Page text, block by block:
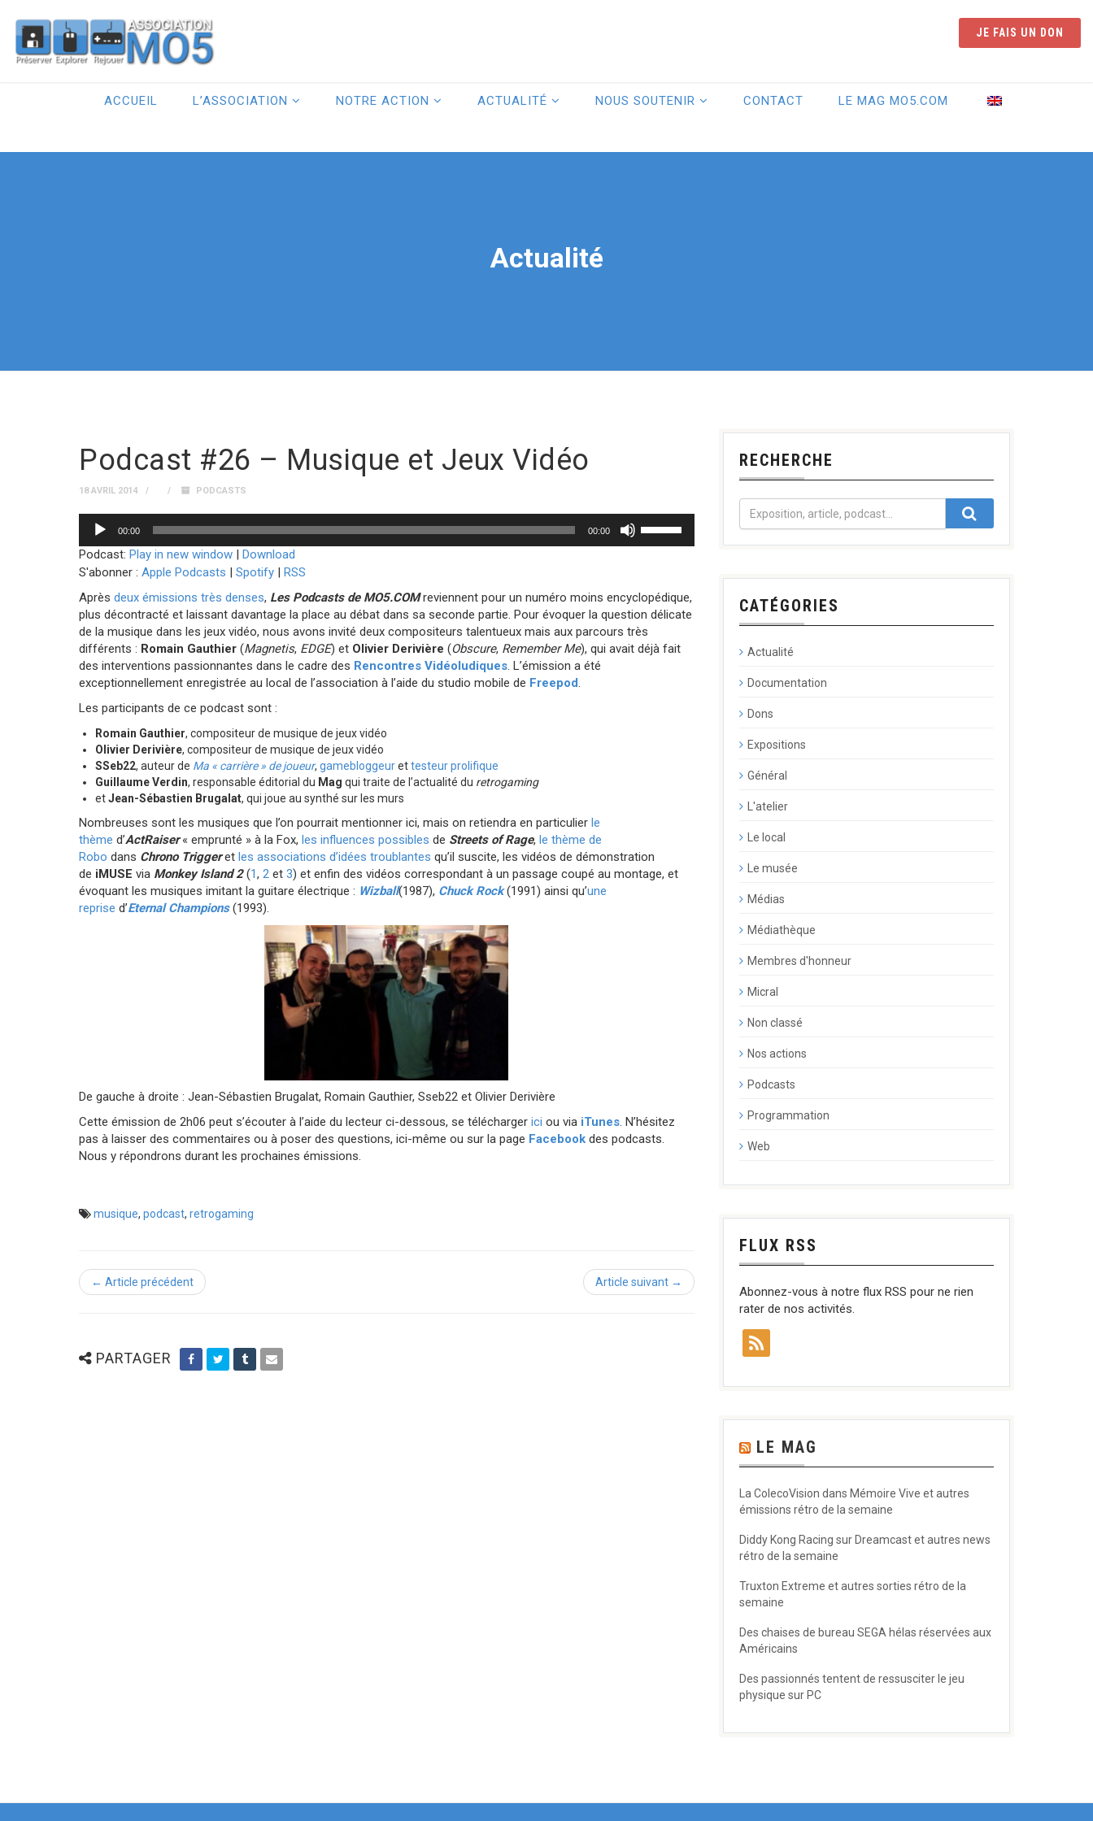
JE FAIS UN DON
ACCUEIL L’ASSOCIATION NOTRE ACTION ACTUALITÉ NOUS SOUTENIR CONTACT LE MAG MO5.COM
Actualité
Podcast #26 – Musique et Jeux Vidéo
18 AVRIL 2014 PODCASTS
Lecteur
audio
00:00 00:00
les
augmenter
ou
diminuer
le
Podcast: Play in new window | Download
S'abonner : Apple Podcasts | Spotify | RSS
Après deux émissions très denses, Les Podcasts de MO5.COMreviennent pour un numéro moins encyclopédique,
plus décontracté et laissant davantage la place au débat dans sa seconde partie. Pour évoquer la question délicate
de la musique dans les jeux vidéo, nous avons invité deux compositeurs talentueux mais aux parcours très
différents : Romain Gauthier (Magnetis, EDGE) et Olivier Derivière (Obscure, Remember Me), qui avait déjà fait
des interventions passionnantes dans le cadre des Rencontres Vidéoludiques. L’émission a été
exceptionnellement enregistrée au local de l’association à l’aide du studio mobile de Freepod.
Les participants de ce podcast sont :
Romain Gauthier, compositeur de musique de jeux vidéo
Olivier Derivière, compositeur de musique de jeux vidéo
SSeb22, auteur de Ma « carrière » de joueur, gamebloggeurettesteur prolifique
Guillaume Verdin, responsable éditorial du Mag qui traite de l’actualité du retrogaming
etJean-Sébastien Brugalat, qui joue au synthé sur les murs
Nombreuses sont les musiques que l’on pourrait mentionner ici, mais on retiendra en particulier le
thème d’ActRaiser « emprunté » à la Fox, les influences possibles de Streets of Rage, le thème de
Robo dans Chrono Triggeret les associations d’idées troublantes qu’il suscite, les vidéos de démonstration
de iMUSE via Monkey Island 2(1, 2 et 3) et enfin des vidéos correspondant à un passage coupé au montage, et
évoquant les musiques imitant la guitare électrique : Wizball(1987), Chuck Rock(1991) ainsi qu’une
reprise d’Eternal Champions(1993).
De gauche à droite : Jean-Sébastien Brugalat, Romain Gauthier, Sseb22 et Olivier Derivière
Cette émission de 2h06 peut s’écouter à l’aide du lecteur ci-dessous, se télécharger ici ou via iTunes. N’hésitez
pas à laisser des commentaires ou à poser des questions, ici-même ou sur la page Facebook des podcasts.
Nous y répondrons durant les prochaines émissions.
musique, podcast, retrogaming
← Article précédent Article suivant →
PARTAGER
RECHERCHE
CATÉGORIES
Actualité
Documentation
Dons
Expositions
Général
L'atelier
Le local
Le musée
Médias
Médiathèque
Membres d'honneur
Micral
Non classé
Nos actions
Podcasts
Programmation
Web
FLUX RSS
Abonnez-vous à notre flux RSS pour ne rien
rater de nos activités.
LE MAG
La ColecoVision dans Mémoire Vive et autres
émissions rétro de la semaine
Diddy Kong Racing sur Dreamcast et autres news
rétro de la semaine
Truxton Extreme et autres sorties rétro de la
semaine
Des chaises de bureau SEGA hélas réservées aux
Américains
Des passionnés tentent de ressusciter le jeu
physique sur PC